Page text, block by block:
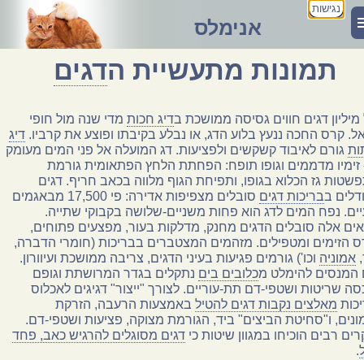
נגישות
אנימלס
תמונות מתעשיית הדגים
דגים חווים גסיסה ממושכת בדיג חכות מדי שנה מול חופי
קרס החכה ננעץ בלוע הדג, או נבלע בקיבתו ופוצע את קרביו. דיג
גורם לאיבוד קשקשים ולפציעות. דג המועלה אל פני המים מעומק
מדממים וגופו תופח: הפחתת הלחץ הפתאומית גורמת
גז הכלוא בגופו, ותפיחת הגוף מלווה בכאב חריף. דגים
בריכות דגים
סובלים מצפיפות אדירה: פי 17,500 מבאגמים
נפח המים לדג הוא פחות משניים-שלושה בקבוקי שתייה.
אלה סובלים הדגים מחנק, מדלקות בעור, מפצעים פתוחים,
הזימים ומטפילים. מזהמים המצטברים בבריכות (חומרי הדברה,
אמוניה וכו') גורמים פגיעות בעיני הדגים, צריבה ממושכת ועיוורון.
המנסים להימלט מכלובים בים נתקלים בגדר המרושתת וגופם
שריטות ושטפי-דם תת-עוריים. לצורך "ייצור" דגיגים לאכלוס
מאלצים נקבות דגים להטיל באמצעות הרעבה, הזרקת
ו"סחיטת הביצים" ביד, הגורמת מצוקה, פציעות ושטפי-דם.
רבים הוכיחו במגוון שיטות כי דגים מסוגלים להרגיש כאב, פחד
.